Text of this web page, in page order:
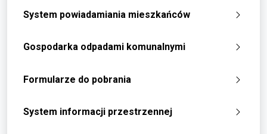
System powiadamiania mieszkańców
Gospodarka odpadami komunalnymi
Formularze do pobrania
System informacji przestrzennej